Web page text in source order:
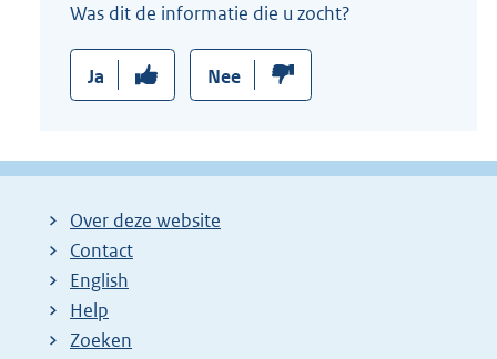
Was dit de informatie die u zocht?
Ja Nee
Over deze website
Contact
English
Help
Zoeken